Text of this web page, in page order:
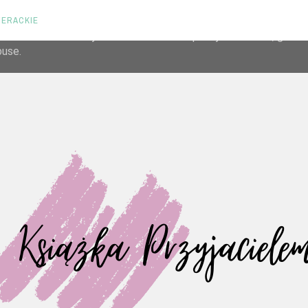
its services and to analyze traffic. Your IP address and